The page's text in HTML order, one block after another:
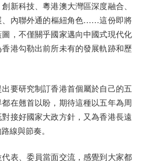
新科技、粵港澳大灣區深度融合、
、內聯外通的樞紐角色……這份即將
，不僅關乎國家邁向中國式現代化
港勾勒出前所未有的發展軌跡和歷
研究制訂香港首個屬於自己的五
在翹首以盼，期待這種以五年為周
接好國家大政方針，又為香港長遠
線與節奏。
、委員當面交流，感覺到大家都